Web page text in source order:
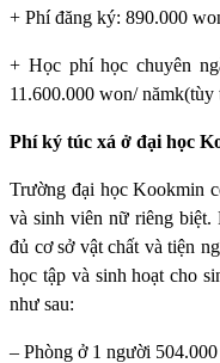
+ Phí đăng ký: 890.000
+ Học phí học chuyên
11.600.000 won/
Phí ký túc xá ở đại học
Trường đại học Kookmin
và sinh viên nữ riêng
đủ cơ sở vật chất và tiện
học tập và sinh hoạt cho
như sau:
– Phòng ở 1 người